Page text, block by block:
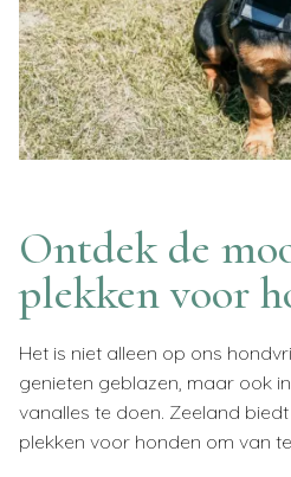
Ontdek de
plekken voor
Het is niet alleen op ons
genieten geblazen, maar ook
vanalles te doen. Zeeland
plekken voor honden om van